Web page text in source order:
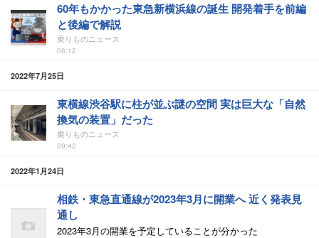
60年もかかった東急新横浜線の誕生 開発着手を前編
と後編で解説
乗りものニュース
06:12
2022年7月25日
東横線渋谷駅に柱が並ぶ謎の空間 実は巨大な「自然
換気の装置」だった
乗りものニュース
09:42
2022年1月24日
相鉄・東急直通線が2023年3月に開業へ 近く発表見
通し
2023年3月の開業を予定していることが分かった